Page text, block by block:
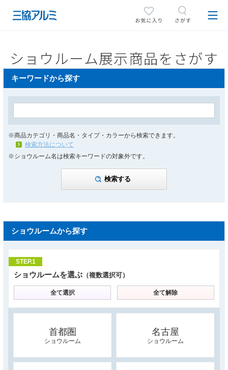
ショウルーム展示商品をさがす
キーワードから探す
※商品カテゴリ・商品名・タイプ・カラーから検索できます。
検索方法について
※ショウルーム名は検索キーワードの対象外です。
ショウルームから探す
STEP.1
ショウルームを選ぶ （複数選択可）
全て選択 全て解除
首都圏
ショウルーム
名古屋
ショウルーム